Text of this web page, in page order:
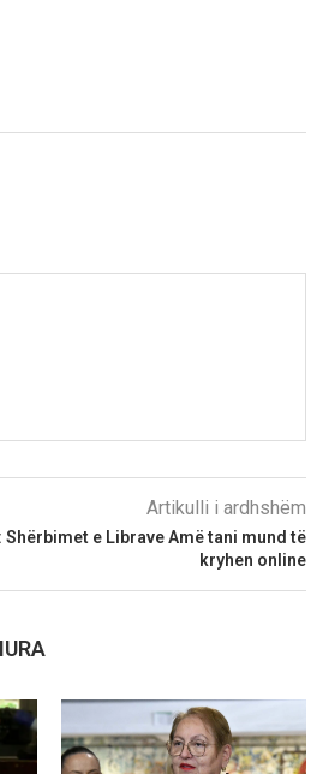
Artikulli i ardhshëm
Shërbimet e Librave Amë tani mund të
kryhen online